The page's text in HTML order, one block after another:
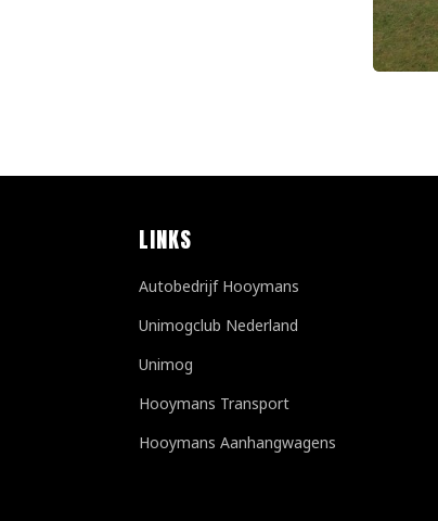
LINKS
Autobedrijf Hooymans
Unimogclub Nederland
Unimog
Hooymans Transport
Hooymans Aanhangwagens